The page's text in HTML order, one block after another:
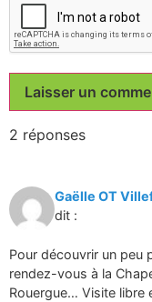
2 réponses
Gaëlle OT
dit :
Pour découvrir un peu
rendez-vous à la
Rouergue… Visite libre